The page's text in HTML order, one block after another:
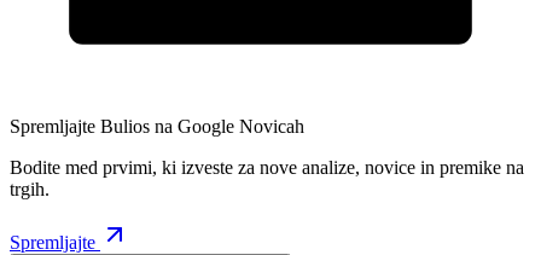
Spremljajte Bulios na Google Novicah
Bodite med prvimi, ki izveste za nove analize, novice in premike na
trgih.
Spremljajte